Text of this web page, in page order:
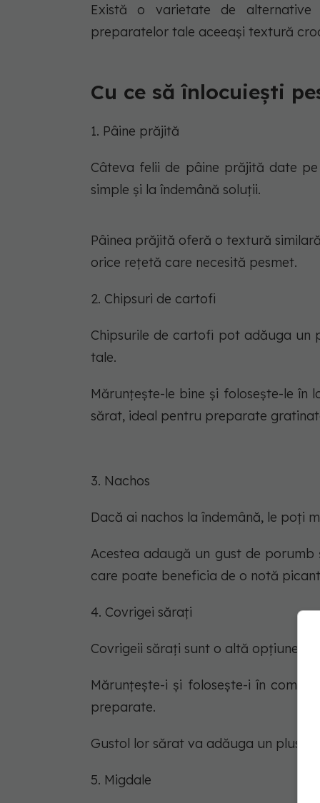
Există o varietate de
preparatelor tale aceeași textură
Cu ce să înlocuiești
1. Pâine prăjită
Câteva felii de pâine prăjită date
simple și la îndemână soluții.
Pâinea prăjită oferă o textură
orice rețetă care necesită pesmet.
2. Chipsuri de cartofi
Chipsurile de cartofi pot adăuga
tale.
Mărunțește-le bine și folosește-le
sărat, ideal pentru preparate
3. Nachos
Dacă ai nachos la îndemână, le poți
Acestea adaugă un gust de
care poate beneficia de o notă
4. Covrigei sărați
Covrigeii sărați sunt o altă opțiune
Mărunțește-i și folosește-i în
preparate.
Gustol lor sărat va adăuga un plus
5. Migdale